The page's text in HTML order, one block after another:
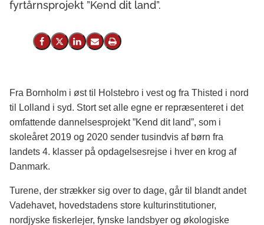
fyrtårnsprojekt ”Kend dit land”.
Del på Facebook
Del på X (Twitter)
Del på LinkedIn
Send email
Print
Fra Bornholm i øst til Holstebro i vest og fra Thisted i nord
til Lolland i syd. Stort set alle egne er repræsenteret i det
omfattende dannelsesprojekt ”Kend dit land”, som i
skoleåret 2019 og 2020 sender tusindvis af børn fra
landets 4. klasser på opdagelsesrejse i hver en krog af
Danmark.
Turene, der strækker sig over to dage, går til blandt andet
Vadehavet, hovedstadens store kulturinstitutioner,
nordjyske fiskerlejer, fynske landsbyer og økologiske